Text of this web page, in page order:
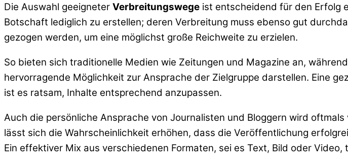
Die Auswahl geeigneter Verbreitungswege ist entscheidend für den Erfolg
Botschaft lediglich zu erstellen; deren Verbreitung muss ebenso gut
gezogen werden, um eine möglichst große Reichweite zu erzielen.
So bieten sich traditionelle Medien wie Zeitungen und Magazine an,
hervorragende Möglichkeit zur Ansprache der Zielgruppe darstellen. Eine
ist es ratsam, Inhalte entsprechend anzupassen.
Auch die persönliche Ansprache von Journalisten und Bloggern wird
lässt sich die Wahrscheinlichkeit erhöhen, dass die Veröffentlichung
Ein effektiver Mix aus verschiedenen Formaten, sei es Text, Bild oder